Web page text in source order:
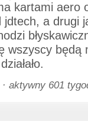
kartami aero
a drugi
wszyscy będą
· aktywny 601